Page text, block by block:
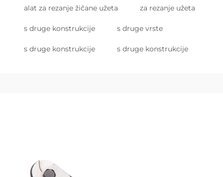
alat za rezanje žičane užeta za rezanje užeta
s druge konstrukcije s druge vrste
s druge konstrukcije s druge konstrukcije